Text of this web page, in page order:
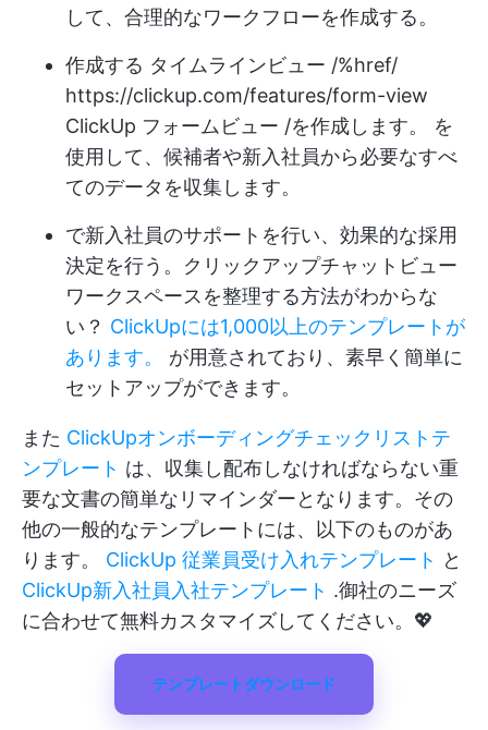
して、合理的なワークフローを作成する。
作成する タイムラインビュー /%href/
https://clickup.com/features/form-view
ClickUp フォームビュー /を作成します。 を
使用して、候補者や新入社員から必要なすべ
てのデータを収集します。
で新入社員のサポートを行い、効果的な採用
決定を行う。 クリックアップチャットビュー
ワークスペースを整理する方法がわからな
い？ ClickUpには1,000以上のテンプレートが
あります。
が用意されており、素早く簡単に
セットアップができます。
また ClickUpオンボーディングチェックリストテ
ンプレート は、収集し配布しなければならない重
要な文書の簡単なリマインダーとなります。その
他の一般的なテンプレートには、以下のものがあ
ります。 ClickUp 従業員受け入れテンプレート と
ClickUp新入社員入社テンプレート .御社のニーズ
に合わせて無料カスタマイズしてください。💖
テンプレートダウンロード